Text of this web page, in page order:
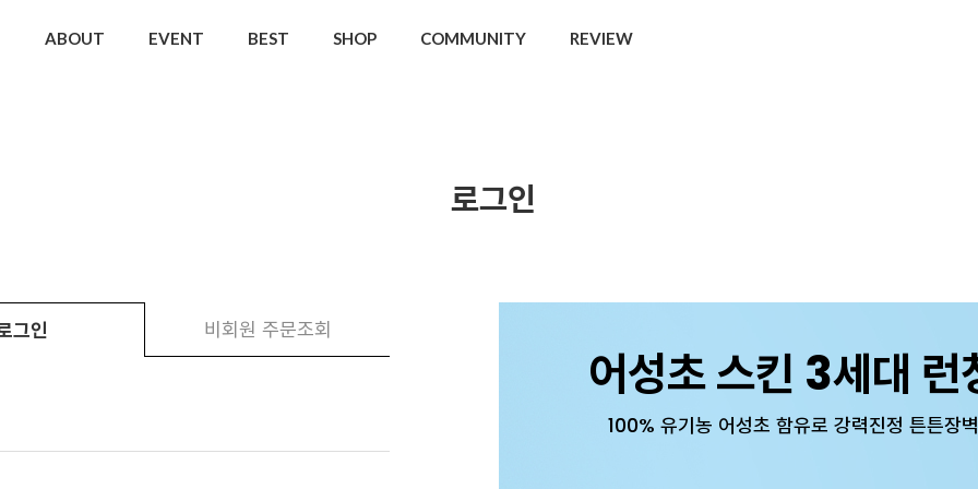
ABOUT EVENT BEST SHOP COMMUNITY REVIEW
로그인
그인 비회원 주문조회
어성초 스킨 3세대 런
100% 유기농 어성초 함유로 강력진정 튼튼장벽